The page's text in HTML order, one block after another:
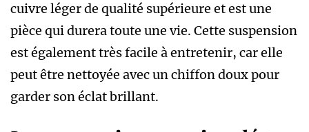
cuivre léger de qualité supérieure et est une
pièce qui durera toute une vie. Cette suspension
est également très facile à entretenir, car elle
peut être nettoyée avec un chiffon doux pour
garder son éclat brillant.